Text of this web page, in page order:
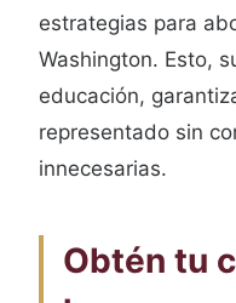
estrategias para
Washington. Esto,
educación,
representado sin
innecesarias.
Obtén tu